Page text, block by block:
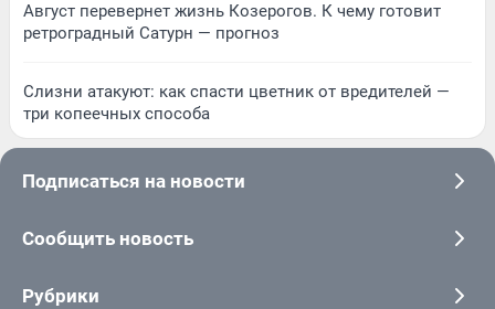
Август перевернет жизнь Козерогов. К чему готовит
ретроградный Сатурн — прогноз
Слизни атакуют: как спасти цветник от вредителей —
три копеечных способа
Подписаться на новости
Сообщить новость
Рубрики